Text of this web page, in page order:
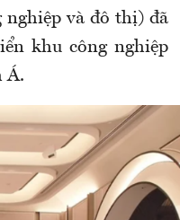
và đô thị) đã
khu công nghiệp
Á.